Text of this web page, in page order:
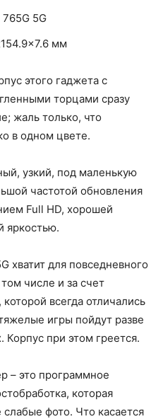
5G
мм
этого гаджета с
торцами сразу
жаль только, что
в одном цвете.
узкий, под маленькую
частотой обновления
Full HD, хорошей
яркостью.
хватит для повседневного
числе и за счет
всегда отличались
игры пойдут разве
Корпус при этом греется.
– это программное
которая
фото. Что касается